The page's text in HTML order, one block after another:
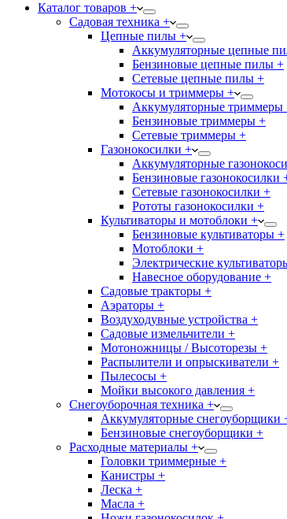
Каталог товаров +
Садовая техника +
Цепные пилы +
Аккумуляторные цепные
Бензиновые цепные пилы +
Сетевые цепные пилы +
Мотокосы и триммеры +
Аккумуляторные триммеры
Бензиновые триммеры +
Сетевые триммеры +
Газонокосилки +
Аккумуляторные
Бензиновые газонокосилки
Сетевые газонокосилки +
Рототы газонокосилки +
Культиваторы и мотоблоки +
Бензиновые культиваторы +
Мотоблоки +
Электрические
Навесное оборудование +
Садовые тракторы +
Аэраторы +
Воздуходувные устройства +
Садовые измельчители +
Мотоножницы / Высоторезы +
Распылители и опрыскиватели +
Пылесосы +
Мойки высокого давления +
Снегоуборочная техника +
Аккумуляторные снегоуборщики
Бензиновые снегоуборщики +
Расходные материалы +
Головки триммерные +
Канистры +
Леска +
Масла +